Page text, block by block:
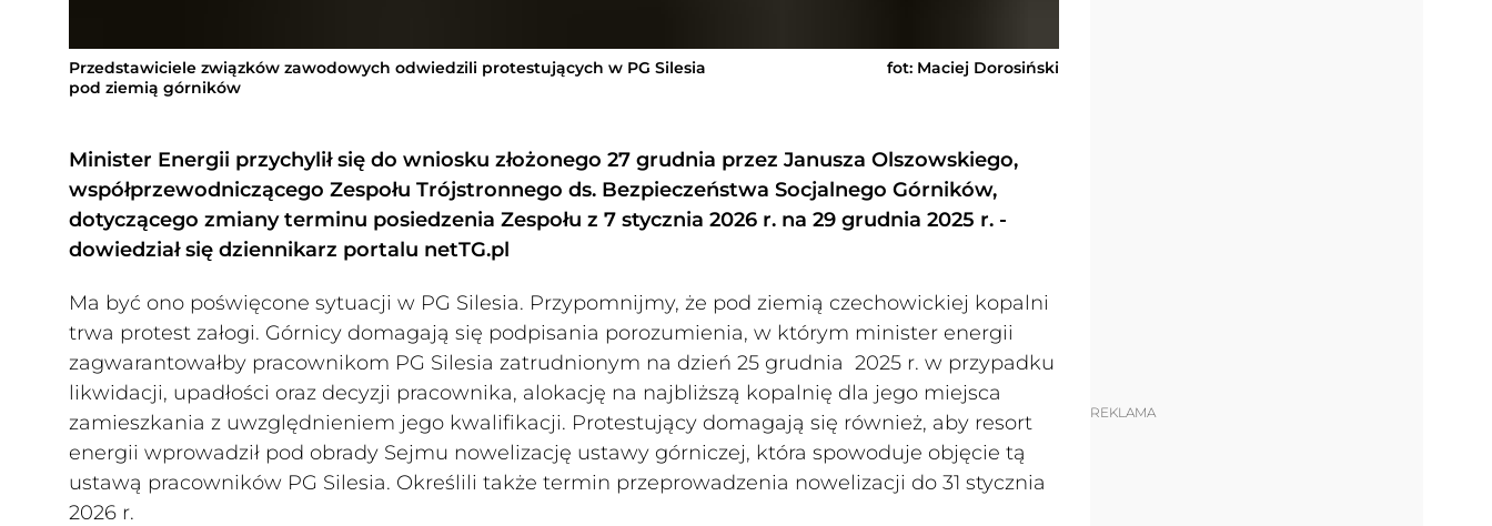
Przedstawiciele związków zawodowych odwiedzili protestujących w PG Silesia
pod ziemią górników
fot: Maciej Dorosiński
Minister Energii przychylił się do wniosku złożonego 27 grudnia przez Janusza Olszowskiego,
współprzewodniczącego Zespołu Trójstronnego ds. Bezpieczeństwa Socjalnego Górników,
dotyczącego zmiany terminu posiedzenia Zespołu z 7 stycznia 2026 r. na 29 grudnia 2025 r. -
dowiedział się dziennikarz portalu netTG.pl
Ma być ono poświęcone sytuacji w PG Silesia. Przypomnijmy, że pod ziemią czechowickiej kopalni
trwa protest załogi. Górnicy domagają się podpisania porozumienia, w którym minister energii
zagwarantowałby pracownikom PG Silesia zatrudnionym na dzień 25 grudnia 2025 r. w przypadku
likwidacji, upadłości oraz decyzji pracownika, alokację na najbliższą kopalnię dla jego miejsca
zamieszkania z uwzględnieniem jego kwalifikacji. Protestujący domagają się również, aby resort
energii wprowadził pod obrady Sejmu nowelizację ustawy górniczej, która spowoduje objęcie tą
ustawą pracowników PG Silesia. Określili także termin przeprowadzenia nowelizacji do 31 stycznia
2026 r.
REKLAMA